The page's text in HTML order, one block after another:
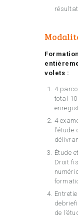
résultat
volets :
4
total
4
Étude
Droit
de